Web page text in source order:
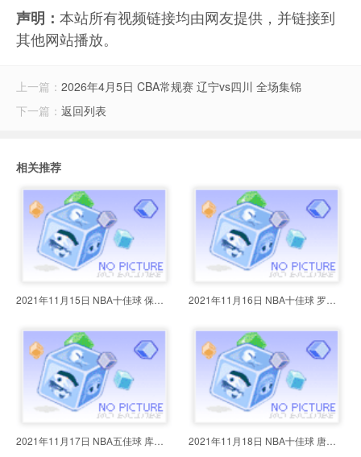
声明： 本站所有视频链接均由网友提供，并链接到
其他网站播放。
上一篇： 2026年4月5日 CBA常规赛 辽宁vs四川 全场集锦
下一篇： 返回列表
相关推荐
2021年11月15日 NBA十佳球 保罗穿 2021年11月16日 NBA十佳球 罗斯送
2021年11月17日 NBA五佳球 库里超 2021年11月18日 NBA十佳球 唐斯回